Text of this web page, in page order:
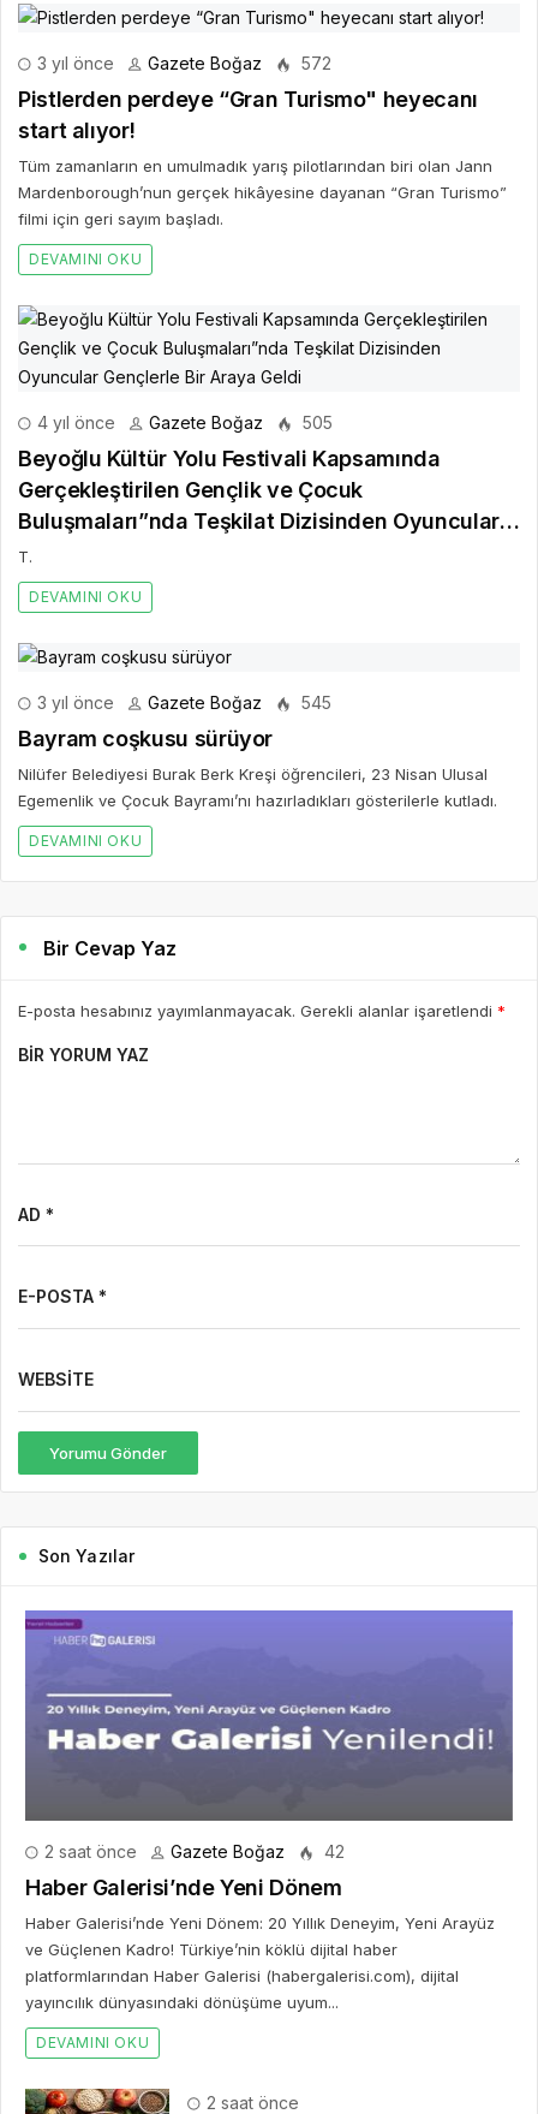
3 yıl önce Gazete Boğaz 572
Pistlerden perdeye “Gran Turismo" heyecanı
start alıyor!
Tüm zamanların en umulmadık yarış pilotlarından biri olan Jann
Mardenborough’nun gerçek hikâyesine dayanan “Gran Turismo”
filmi için geri sayım başladı.
DEVAMINI OKU
4 yıl önce Gazete Boğaz 505
Beyoğlu Kültür Yolu Festivali Kapsamında
Gerçekleştirilen Gençlik ve Çocuk
Buluşmaları”nda Teşkilat Dizisinden Oyuncular
Gençlerle Bir Araya Geldi
T.
DEVAMINI OKU
3 yıl önce Gazete Boğaz 545
Bayram coşkusu sürüyor
Nilüfer Belediyesi Burak Berk Kreşi öğrencileri, 23 Nisan Ulusal
Egemenlik ve Çocuk Bayramı’nı hazırladıkları gösterilerle kutladı.
DEVAMINI OKU
Bir Cevap Yaz
E-posta hesabınız yayımlanmayacak. Gerekli alanlar işaretlendi *
BIR YORUM YAZ
AD *
E-POSTA *
WEBSITE
Yorumu Gönder
Son Yazılar
2 saat önce Gazete Boğaz 42
Haber Galerisi’nde Yeni Dönem
Haber Galerisi’nde Yeni Dönem: 20 Yıllık Deneyim, Yeni Arayüz
ve Güçlenen Kadro! Türkiye’nin köklü dijital haber
platformlarından Haber Galerisi (habergalerisi.com), dijital
yayıncılık dünyasındaki dönüşüme uyum...
DEVAMINI OKU
2 saat önce